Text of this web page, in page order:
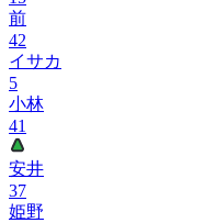
前
42
イサカ
5
小林
41
安井
37
姫野